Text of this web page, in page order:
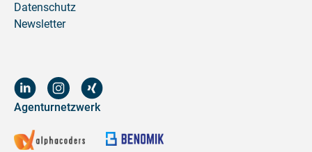
Datenschutz
Newsletter
Agenturnetzwerk